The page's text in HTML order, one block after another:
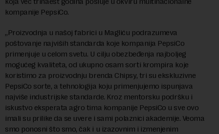
kompanije PepsiCo.
„Proizvodnja u našoj fabrici u Magliću podrazumeva
poštovanje najviših standarda koje kompanija PepsiCo
primenjuje u celom svetu. U cilju obezbeđenja najboljeg
mogućeg kvaliteta, od ukupno osam sorti krompira koje
koristimo za proizvodnju brenda Chipsy, tri su ekskluzivne
PepsiCo sorte, a tehnologija koju primenjujemo ispunjava
najviše industrijske standarde. Kroz mentorsku podršku i
iskustvo eksperata agro tima kompanije PepsiCo u sve ovo
imali su prilike da se uvere i sami polaznici akademije. Veoma
smo ponosni što smo, čak i u izazovnim i izmenjenim